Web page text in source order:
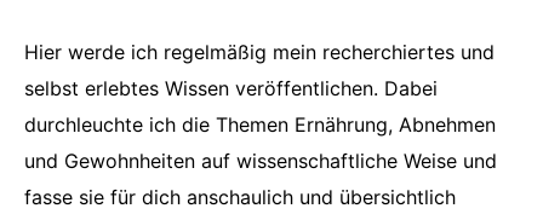
Hier werde ich regelmäßig mein recherchiertes und
selbst erlebtes Wissen veröffentlichen. Dabei
durchleuchte ich die Themen Ernährung, Abnehmen
und Gewohnheiten auf wissenschaftliche Weise und
fasse sie für dich anschaulich und übersichtlich